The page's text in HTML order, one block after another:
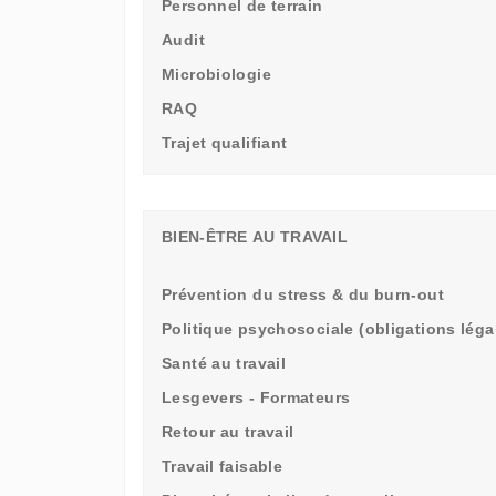
Personnel de terrain
Audit
Microbiologie
RAQ
Trajet qualifiant
BIEN-ÊTRE AU TRAVAIL
Prévention du stress & du burn-out
Politique psychosociale (obligations
Santé au travail
Lesgevers - Formateurs
Retour au travail
Travail faisable